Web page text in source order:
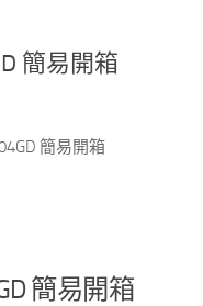
簡易開箱
簡易開箱
簡易開箱